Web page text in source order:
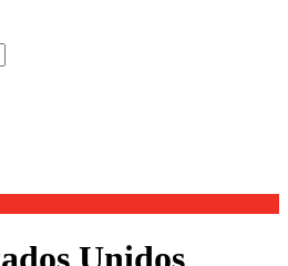
Unidos